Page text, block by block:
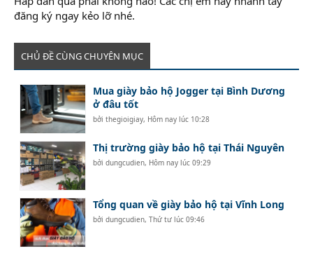
đăng ký ngay kẻo lỡ nhé.
CHỦ ĐỀ CÙNG CHUYÊN MỤC
Mua giày bảo hộ Jogger tại Bình Dương
ở đâu tốt
bởithegioigiay, Hôm nay lúc 10:28
Thị trường giày bảo hộ tại Thái Nguyên
bởidungcudien, Hôm nay lúc 09:29
Tổng quan về giày bảo hộ tại Vĩnh Long
bởidungcudien,Thứ tư lúc 09:46